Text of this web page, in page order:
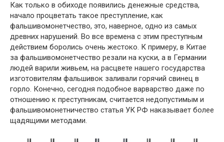
Как только в обиходе появились денежные средства,
начало процветать такое преступление, как
фальшивомонетчество, это, наверное, одно из самых
древних нарушений. Во все времена с этим преступным
действием боролись очень жестоко. К примеру, в Китае
за фальшивомонетчество резали на куски, а в Германии
людей варили живьем, на расцвете нашего государства
изготовителям фальшивок заливали горячий свинец в
горло. Конечно, сегодня подобное варварство даже по
отношению к преступникам, считается недопустимым и
фальшивомонетничество статья УК РФ наказывает более
щадящими методами.